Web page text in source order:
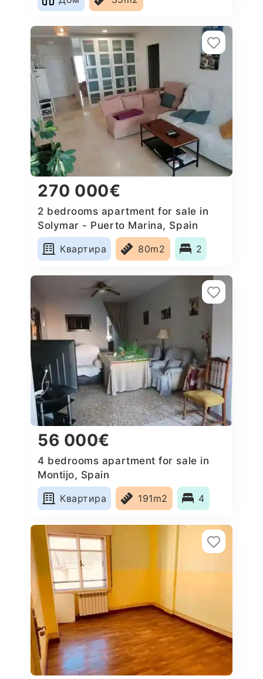
270 000€
2 bedrooms apartment for sale in
Solymar - Puerto Marina, Spain
Квартира
80m2 2
56 000€
4 bedrooms apartment for sale in
Montijo, Spain
Квартира
191m2 4